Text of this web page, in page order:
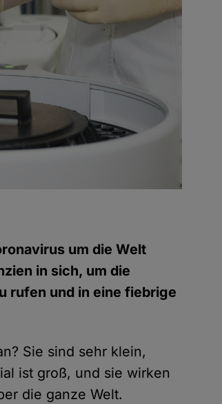
um die Welt
in sich, um die
rufen und in eine fiebrige
Sie sind sehr klein,
ist groß, und sie wirken
die ganze Welt.